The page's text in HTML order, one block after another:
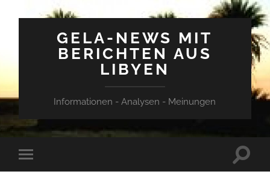
GELA-NEWS MIT
BERICHTEN AUS
LIBYEN
Informationen - Analysen - Meinungen
Mobile-
Menü